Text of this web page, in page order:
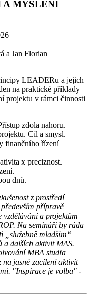
A MYŠLENÍ
a Jan Florian
LEADERu a jejich
na praktické příklady
projektu v rámci činnosti
zdola nahoru.
Cíl a smysl.
finančního řízení
x preciznost.
dnů.
z prostředí
přípravě
a projektům
Na semináři by ráda
„služebně mladším“
a dalších aktivit MAS.
MBA studia
na jasné zacílení aktivit
"Inspirace je volba" -